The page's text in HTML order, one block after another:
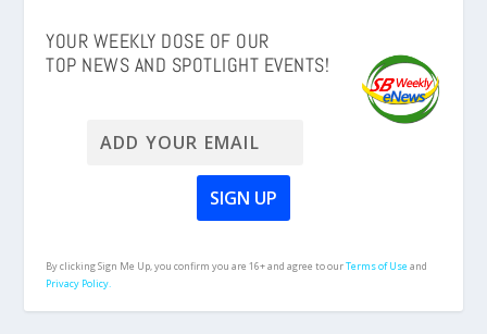
YOUR WEEKLY DOSE OF OUR
TOP NEWS AND SPOTLIGHT EVENTS!
By clicking Sign Me Up, you confirm you are 16+ and agree to ourTerms of Useand
Privacy Policy.